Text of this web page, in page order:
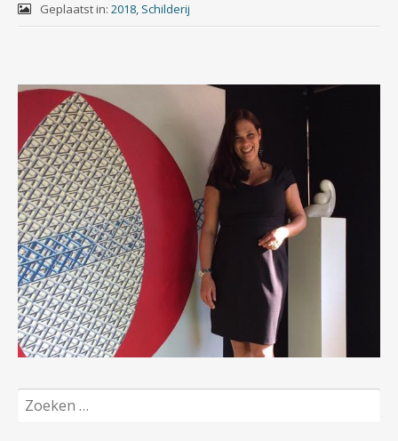
Geplaatst in: 2018, Schilderij
Zoeken
naar: